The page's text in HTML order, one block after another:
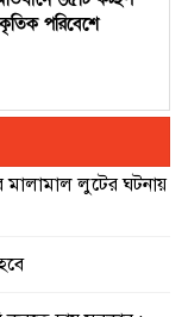
পরিবেশে
মালামাল লুটের ঘটনায়